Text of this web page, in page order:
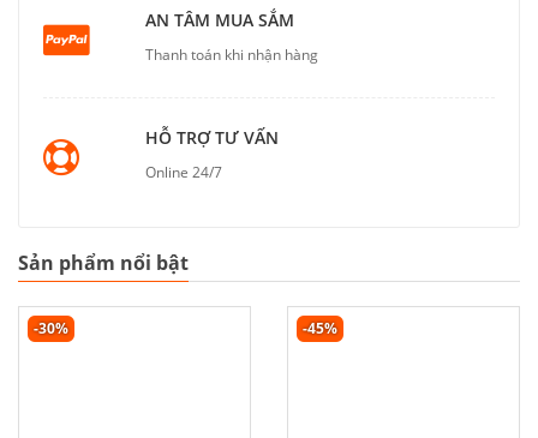
AN TÂM MUA SẮM
Thanh toán khi nhận hàng
HỖ TRỢ TƯ VẤN
Online 24/7
Sản phẩm nổi bật
-30% -45%